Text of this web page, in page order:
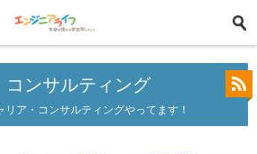
コンサルティング
ア・コンサルティングやってます！